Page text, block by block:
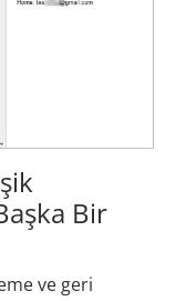
Bir
ve geri